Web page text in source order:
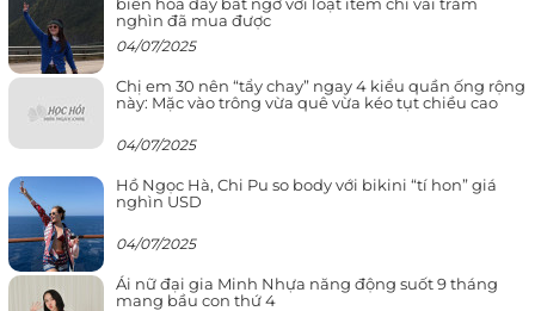
nghìn đã mua được
04/07/2025
Chị em 30 nên “tẩy chay” ngay 4 kiểu quần ống rộng
này: Mặc vào trông vừa quê vừa kéo tụt chiều cao
04/07/2025
Hồ Ngọc Hà, Chi Pu so body với bikini “tí hon” giá
nghìn USD
04/07/2025
Ái nữ đại gia Minh Nhựa năng động suốt 9 tháng
mang bầu con thứ 4